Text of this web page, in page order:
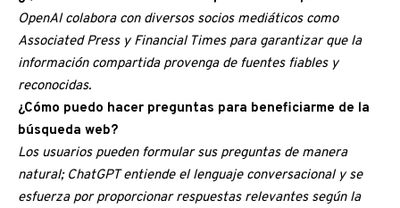
OpenAI colabora con diversos socios mediáticos como
Associated Press y Financial Times para garantizar que la
información compartida provenga de fuentes fiables y
reconocidas.
¿Cómo puedo hacer preguntas para beneficiarme de la
búsqueda web?
Los usuarios pueden formular sus preguntas de manera
natural; ChatGPT entiende el lenguaje conversacional y se
esfuerza por proporcionar respuestas relevantes según la